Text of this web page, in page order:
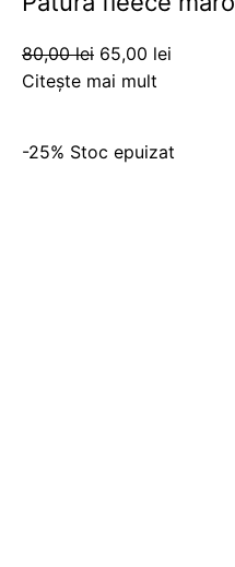
80,00lei 65,00 lei
Citește mai mult
-25% Stoc epuizat